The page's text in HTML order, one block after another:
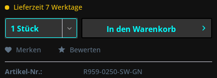
Lieferzeit 7 Werktage
In den Warenkorb
Merken Bewerten
Artikel-Nr.:
R959-0250-SW-GN